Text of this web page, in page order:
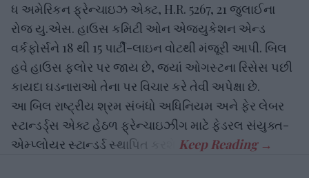
ધ અમેરિકન ફ્રેન્ચાઇઝ એક્ટ, H.R. 5267, 21 જુલાઈના
રોજ યુ.એસ. હાઉસ કમિટી ઓન એજ્યુકેશન એન્ડ
વર્કફોર્સને 18 થી 15 પાર્ટી-લાઇન વોટથી મંજૂરી આપી. બિલ
હવે હાઉસ ફ્લોર પર જાય છે, જ્યાં ઓગસ્ટના રિસેસ પછી
કાયદા ઘડનારાઓ તેના પર વિચાર કરે તેવી અપેક્ષા છે.
આ બિલ રાષ્ટ્રીય શ્રમ સંબંધો અધિનિયમ અને ફેર લેબર
સ્ટાન્ડર્ડ્સ એક્ટ હેઠળ ફ્રેન્ચાઇઝીંગ માટે ફેડરલ સંયુક્ત-
એમ્પ્લોયર સ્ટાન્ડર્ડ સ્થાપિત કરશે.